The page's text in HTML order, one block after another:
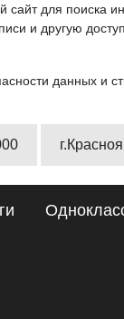
сайт для поиска
и другую
данных и